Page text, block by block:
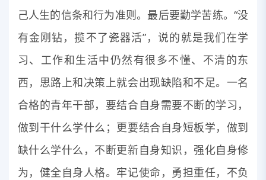
己人生的信条和行为准则。最后要勤学苦练。“没
有金刚钻，揽不了瓷器活”，说的就是我们在学
习、工作和生活中仍然有很多不懂、不清的东
西，思路上和决策上就会出现缺陷和不足。一名
合格的青年干部，要结合自身需要不断的学习，
做到干什么学什么；更要结合自身短板学，做到
缺什么学什么，不断更新自身知识，强化自身修
为，健全自身人格。牢记使命，勇担重任，不负